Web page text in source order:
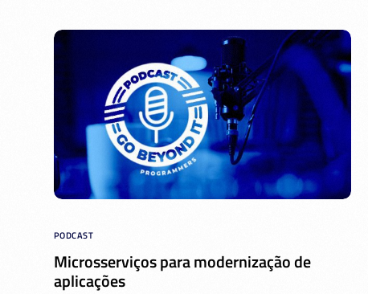
PODCAST
Microsserviços para modernização de
aplicações